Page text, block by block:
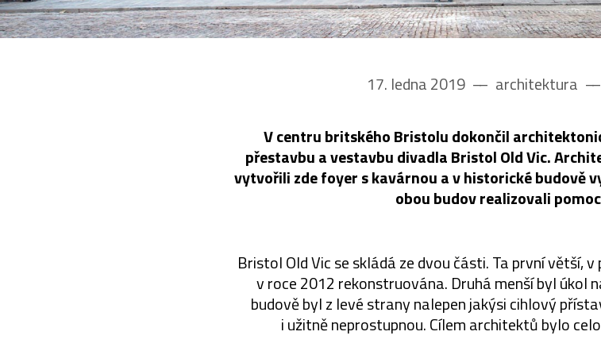
17. ledna 2019 –– architektura ––
V centru britského Bristolu dokončil
přestavbu a vestavbu divadla Bristol Old Vic.
vytvořili zde foyer s kavárnou a v historické budově
obou budov realizovali
Bristol Old Vic se skládá ze dvou části. Ta první větší,
v roce 2012 rekonstruována. Druhá menší byl úkol
budově byl z levé strany nalepen jakýsi cihlový
i užitně neprostupnou. Cílem architektů bylo